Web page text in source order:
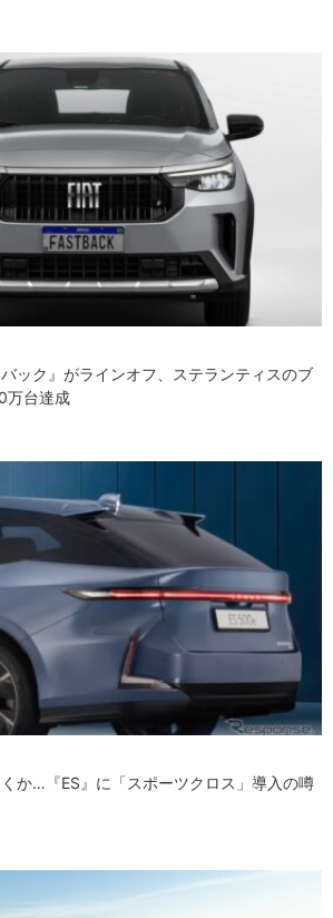
ック』がラインオフ、ステランティスのブ
万台達成
か…『ES』に「スポーツクロス」導入の噂